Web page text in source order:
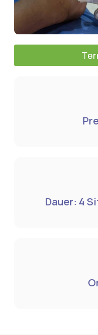
Dauer: 4